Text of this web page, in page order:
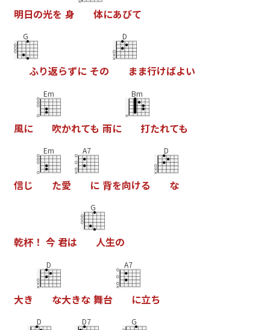
明日の光を 身 体にあびて
G
ふり返らずに その
D
まま行けばよい
風に
Em
吹かれても 雨に
Bm
打たれても
信じ
Em
た愛
A7
に 背を向ける
D
な
乾杯！ 今 君は
G
人生の
大き
D
な大きな 舞台
A7
に立ち
D D7 G